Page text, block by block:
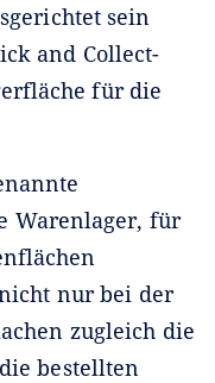
sein
and Collect-
für die
Warenlager, für
nur bei der
zugleich die
bestellten